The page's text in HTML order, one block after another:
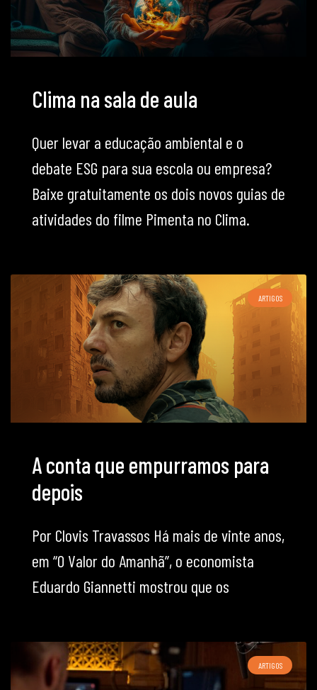
Clima na sala de aula
Quer levar a educação ambiental e o
debate ESG para sua escola ou empresa?
Baixe gratuitamente os dois novos guias de
atividades do filme Pimenta no Clima.
ARTIGOS
A conta que empurramos para
depois
Por Clovis Travassos Há mais de vinte anos,
em “O Valor do Amanhã”, o economista
Eduardo Giannetti mostrou que os
ARTIGOS